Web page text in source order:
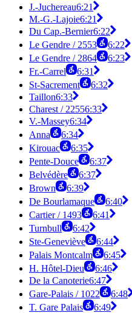
J.-Juchereau6:21
M.-G.-Lajoie6:21
Du Cap.-Bernier6:22
Le Gendre / 2553
6:22
Le Gendre / 2864
6:23
Fr.-Carrel
6:31
St-Sacrement
6:32
Taillon6:33
Charest / 22556:33
V.-Massey6:34
Anna
6:34
Kirouac
6:35
Pente-Douce
6:37
Belvédère
6:37
Brown
6:39
De Bourlamaque
6:40
Cartier / 1493
6:41
Turnbull
6:42
Ste-Geneviève
6:44
Palais Montcalm
6:45
H. Hôtel-Dieu
6:46
De la Canoterie6:47
Gare-Palais / 1022
6:48
T. Gare Palais
6:49